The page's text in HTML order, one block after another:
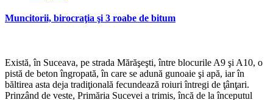
Muncitorii, birocraţia şi 3 roabe de bitum
Există, în Suceava, pe strada Mărăşeşti, între blocurile A9 şi A10, o
pistă de beton îngropată, în care se adună gunoaie şi apă, iar în
băltirea asta deja tradiţională fecundează roiuri întregi de ţânţari.
Prinzând de veste, Primăria Sucevei a trimis, încă de la începutul